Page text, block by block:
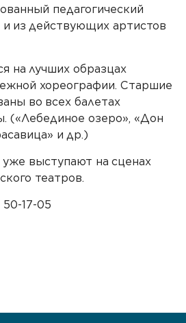
педагогический
и из действующих артистов
на лучших образцах
хореографии. Старшие
во всех балетах
(«Лебединое озеро», «Дон
и др.)
выступают на сценах
театров.
17-05